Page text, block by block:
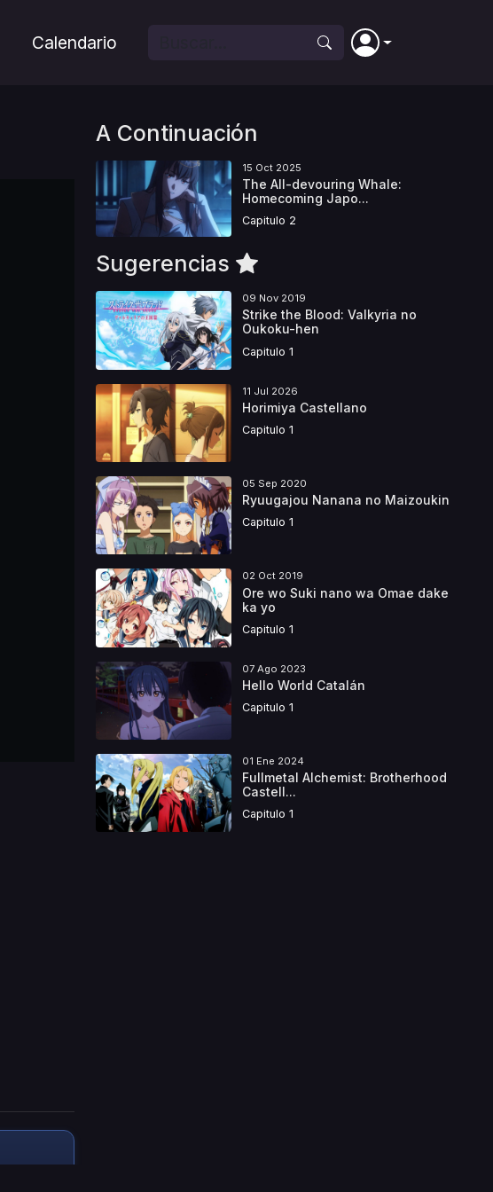
Calendario
A Continuación
15 Oct 2025
The All-devouring Whale:
Homecoming Japo...
Capitulo 2
Sugerencias
09 Nov 2019
Strike the Blood: Valkyria no
Oukoku-hen
Capitulo 1
11 Jul 2026
Horimiya Castellano
Capitulo 1
05 Sep 2020
Ryuugajou Nanana no Maizoukin
Capitulo 1
02 Oct 2019
Ore wo Suki nano wa Omae dake
ka yo
Capitulo 1
07 Ago 2023
Hello World Catalán
Capitulo 1
01 Ene 2024
Fullmetal Alchemist: Brotherhood
Castell...
Capitulo 1